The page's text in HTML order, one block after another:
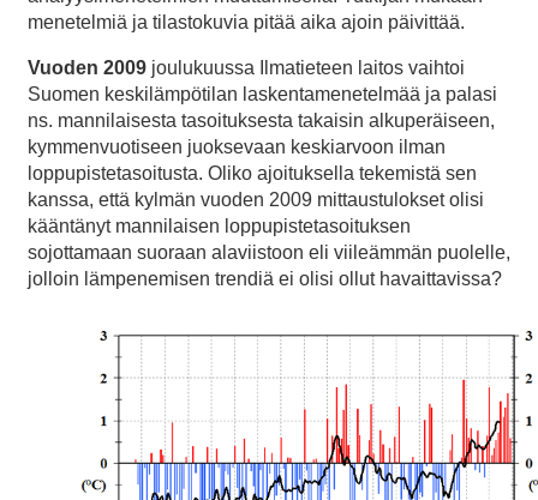
menetelmiä ja tilastokuvia pitää aika ajoin päivittää.
Vuoden 2009 joulukuussa Ilmatieteen laitos vaihtoi
Suomen keskilämpötilan laskentamenetelmää ja palasi
ns. mannilaisesta tasoituksesta takaisin alkuperäiseen,
kymmenvuotiseen juoksevaan keskiarvoon ilman
loppupistetasoitusta. Oliko ajoituksella tekemistä sen
kanssa, että kylmän vuoden 2009 mittaustulokset olisi
kääntänyt mannilaisen loppupistetasoituksen
sojottamaan suoraan alaviistoon eli viileämmän puolelle,
jolloin lämpenemisen trendiä ei olisi ollut havaittavissa?